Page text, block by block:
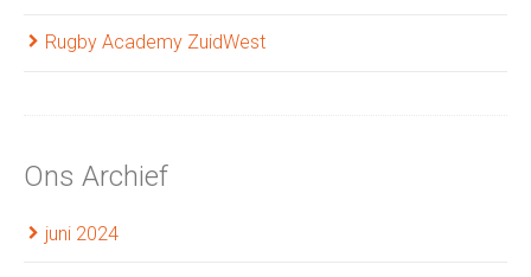
Rugby Academy ZuidWest
Ons Archief
juni 2024